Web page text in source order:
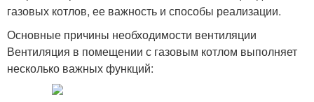
газовых котлов, ее важность и способы реализации.
Основные причины необходимости вентиляции
Вентиляция в помещении с газовым котлом выполняет
несколько важных функций: